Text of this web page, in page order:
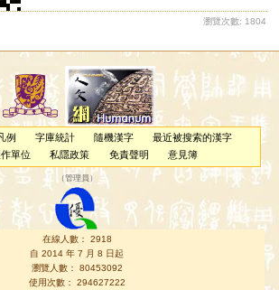
瀏覽次數: 1804
例 字庫統計 隨機漢字
最近被搜索的漢字
單位 私隱政策 免責聲明 意見簿
（管理員 ）
在線人數： 2918
自 2014 年 7 月 8 日起
瀏覽人數： 80453092
使用次數： 294627222